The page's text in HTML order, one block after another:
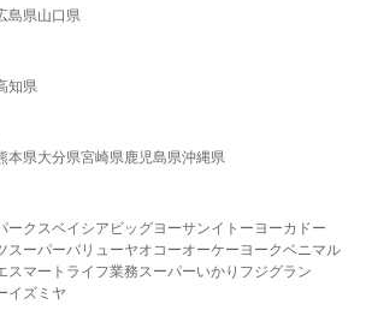
島県山口県
知県
本県大分県宮崎県鹿児島県沖縄県
ークスベイシア ビッグヨーサンイトーヨーカドー
スーパーバリューヤオコーオーケー ヨークベニマル
スマート ライフ業務スーパーいかり フジグラン
イズミヤ